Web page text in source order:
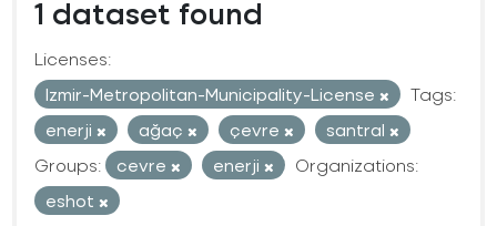
1 dataset found
Licenses:
Izmir-Metropolitan-Municipality-License
Tags:
enerji
ağaç çevre
santral
Groups:
cevre enerji
Organizations:
eshot